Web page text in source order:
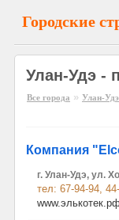
Городские
Улан-Удэ -
Все города » Улан-Удэ
Компания
г. Улан-Удэ, ул.
тел: 67-94-94,